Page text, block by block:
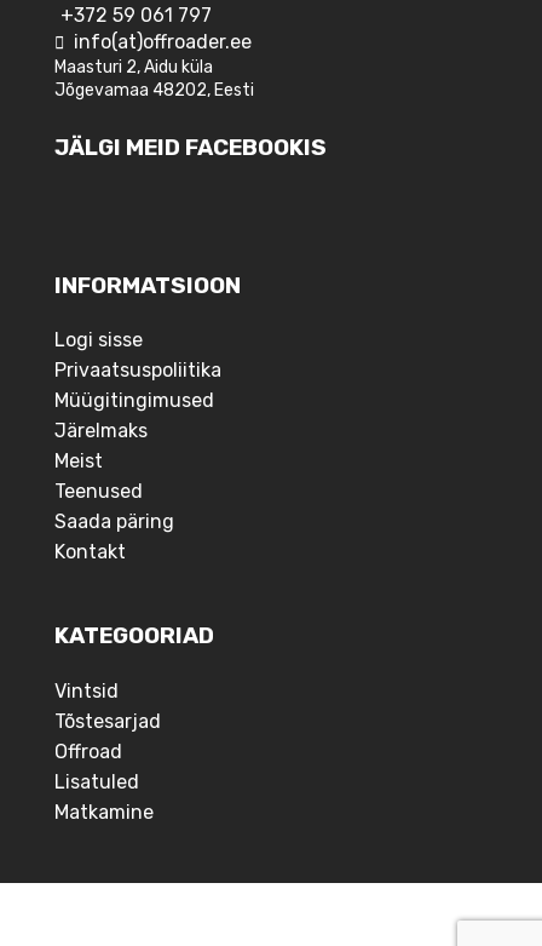
+372 59 061 797
info(at)offroader.ee
Maasturi 2, Aidu küla
Jõgevamaa 48202, Eesti
JÄLGI MEID FACEBOOKIS
INFORMATSIOON
Logi sisse
Privaatsuspoliitika
Müügitingimused
Järelmaks
Meist
Teenused
Saada päring
Kontakt
KATEGOORIAD
Vintsid
Tõstesarjad
Offroad
Lisatuled
Matkamine